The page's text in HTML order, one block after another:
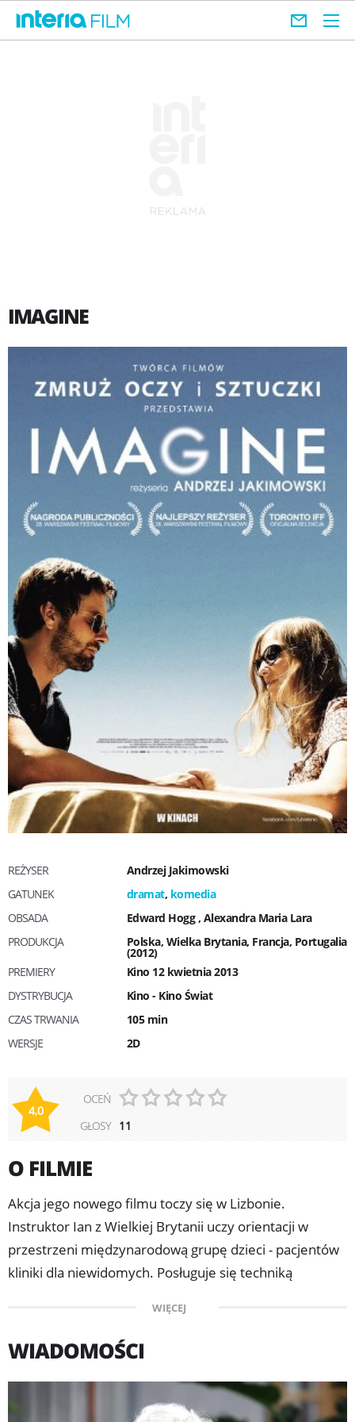
IMAGINE
REŻYSER
Andrzej Jakimowski
GATUNEK
dramat, komedia
OBSADA
Edward Hogg, Alexandra Maria Lara
PRODUKCJA
Polska, Wielka Brytania, Francja, Portugalia
(2012)
PREMIERY
Kino 12 kwietnia 2013
DYSTRYBUCJA
Kino - Kino Świat
CZAS TRWANIA
105 min
WERSJE
2D
4,0
OCEŃ
GŁOSY 11
O FILMIE
Akcja jego nowego filmu toczy się w Lizbonie.
Instruktor Ian z Wielkiej Brytanii uczy orientacji w
przestrzeni międzynarodową grupę dzieci - pacjentów
kliniki dla niewidomych. Posługuje się techniką
tłumaczy, że również człowiek niewidomy potrafi
zobaczyć wiele rzeczy. Zwraca też uwagę, że w
przypadku ludzi, którzy nie są niewidomi, "patrzeć" nie
zawsze równoznaczne jest z "widzieć". Podopieczną
instruktora zostaje również osoba dorosła - młoda
WIĘCEJ
WIADOMOŚCI